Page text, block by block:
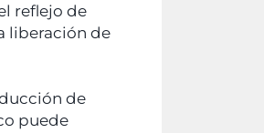
reflejo de
liberación de
de
puede